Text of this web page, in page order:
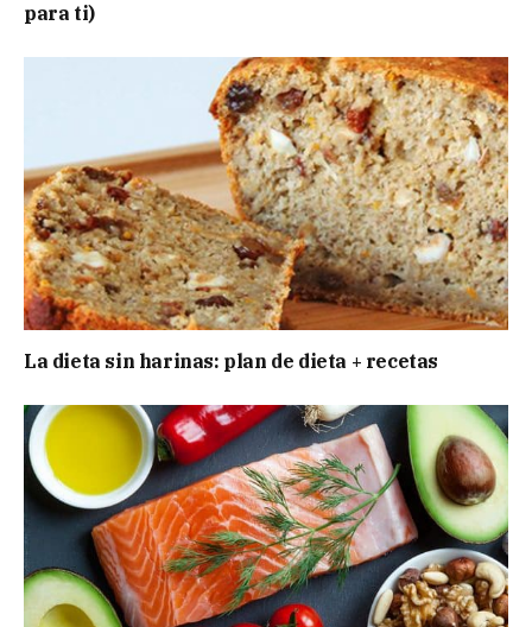
para ti)
La dieta sin harinas: plan de dieta + recetas